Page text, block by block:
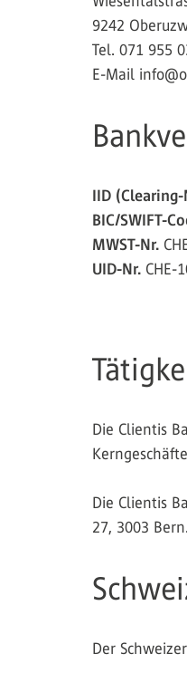
9242
Tel. 071 955
E-Mail
IID (Clearing-
BIC/SWIFT-
MWST-Nr.
UID-Nr. CHE-
Die Clientis
Die Clientis
27, 3003 Bern.
Der